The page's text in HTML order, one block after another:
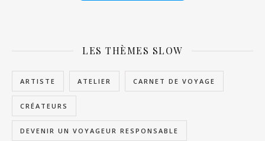
LES THÈMES SLOW
ARTISTE ATELIER CARNET DE VOYAGE
CRÉATEURS
DEVENIR UN VOYAGEUR RESPONSABLE